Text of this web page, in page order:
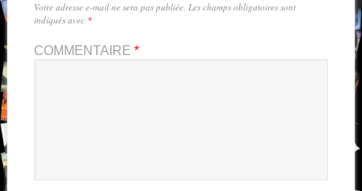
Votre adresse e-mail ne sera pas publiée. Les champs obligatoires sont
indiqués avec *
COMMENTAIRE *